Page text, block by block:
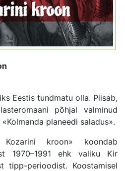
Eestis tundmatu olla. Piisab,
põhjal valminud
planeedi saladus».
Kozarini kroon» koondab
1970–1991 ehk valiku Kir
tipp-perioodist. Koostamisel